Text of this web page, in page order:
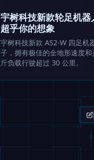
宇树科技新款轮足机器
超乎你的想象
宇树科技新款 AS2-W 四足机
子，拥有极佳的全地形速度
斤负载行驶超过 30 公里。